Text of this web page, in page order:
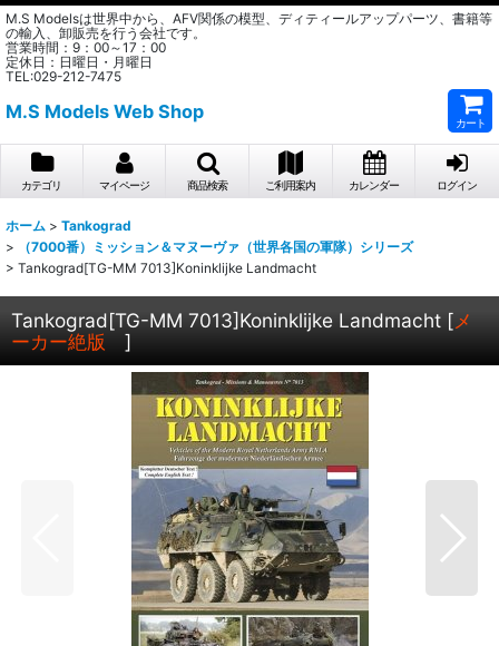
M.S Modelsは世界中から、AFV関係の模型、ディティールアップパーツ、書籍等
の輸入、卸販売を行う会社です。
営業時間：9：00～17：00
定休日：日曜日・月曜日
TEL:029-212-7475
M.S Models Web Shop
カート
カテゴリ マイページ 商品検索 ご利用案内 カレンダー ログイン
ホーム > Tankograd
>
（7000番）ミッション＆マヌーヴァ（世界各国の軍隊）シリーズ
> Tankograd[TG-MM 7013]Koninklijke Landmacht
Tankograd[TG-MM 7013]Koninklijke Landmacht [メ
ーカー絶版 ]